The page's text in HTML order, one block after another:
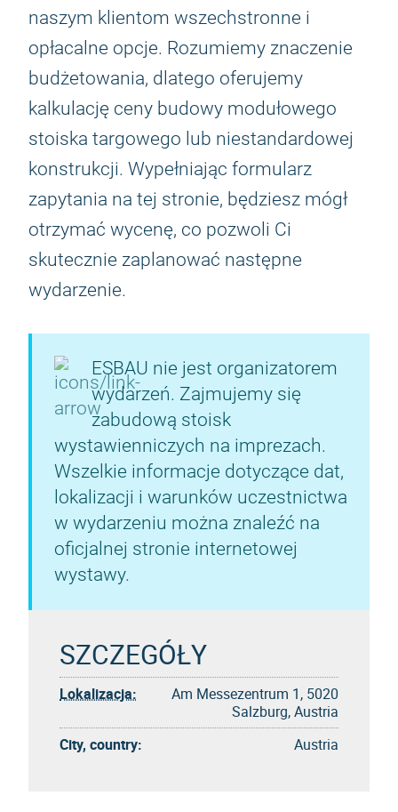
naszym klientom wszechstronne i
opłacalne opcje. Rozumiemy znaczenie
budżetowania, dlatego oferujemy
kalkulację ceny budowy modułowego
stoiska targowego lub niestandardowej
konstrukcji. Wypełniając formularz
zapytania na tej stronie, będziesz mógł
otrzymać wycenę, co pozwoli Ci
skutecznie zaplanować następne
wydarzenie.
ESBAU nie jest organizatorem
wydarzeń. Zajmujemy się
zabudową stoisk
wystawienniczych na imprezach.
Wszelkie informacje dotyczące dat,
lokalizacji i warunków uczestnictwa
w wydarzeniu można znaleźć na
oficjalnej stronie internetowej
wystawy.
SZCZEGÓŁY
Lokalizacja:
Am Messezentrum 1, 5020
Salzburg, Austria
City, country:
Austria